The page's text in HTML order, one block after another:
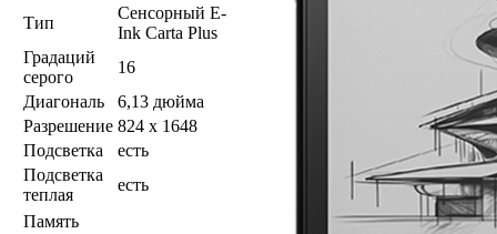
Тип
Сенсорный E-
Ink Carta Plus
Градаций
серого
16
Диагональ
6,13 дюйма
Разрешение 824 x 1648
Подсветка
есть
Подсветка
теплая
есть
Память